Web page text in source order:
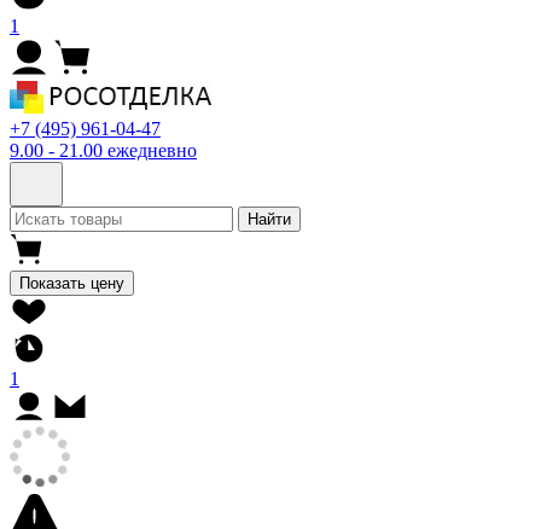
1
+7 (495) 961-04-47
9.00 - 21.00 ежедневно
Найти
Показать цену
1